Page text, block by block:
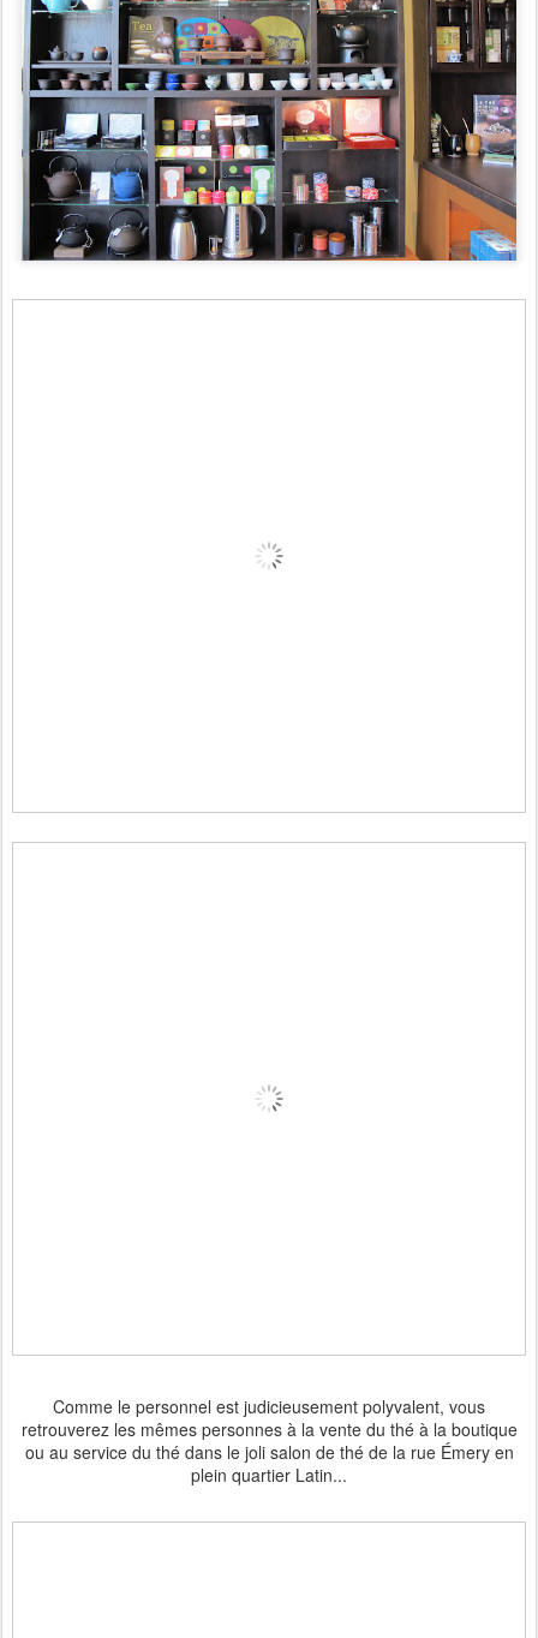
Comme le personnel est judicieusement polyvalent, vous
retrouverez les mêmes personnes à la vente du thé à la boutique
ou au service du thé dans le joli salon de thé de la rue Émery en
plein quartier Latin...